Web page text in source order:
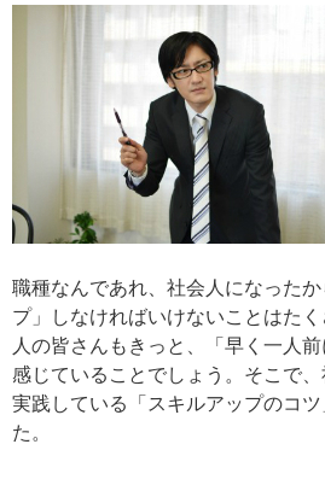
職種なんであれ、社会人になった
プ」しなければいけないことはた
人の皆さんもきっと、「早く一人
感じていることでしょう。そこで
実践している「スキルアップのコ
た。